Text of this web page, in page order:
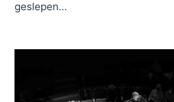
geslepen…